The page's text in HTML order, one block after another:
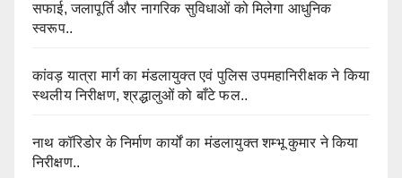
सफाई, जलापूर्ति और नागरिक सुविधाओं को मिलेगा आधुनिक
स्वरूप..
कांवड़ यात्रा मार्ग का मंडलायुक्त एवं पुलिस उपमहानिरीक्षक ने किया
स्थलीय निरीक्षण, श्रद्धालुओं को बाँटे फल..
नाथ कॉरिडोर के निर्माण कार्यों का मंडलायुक्त शम्भू कुमार ने किया
निरीक्षण..